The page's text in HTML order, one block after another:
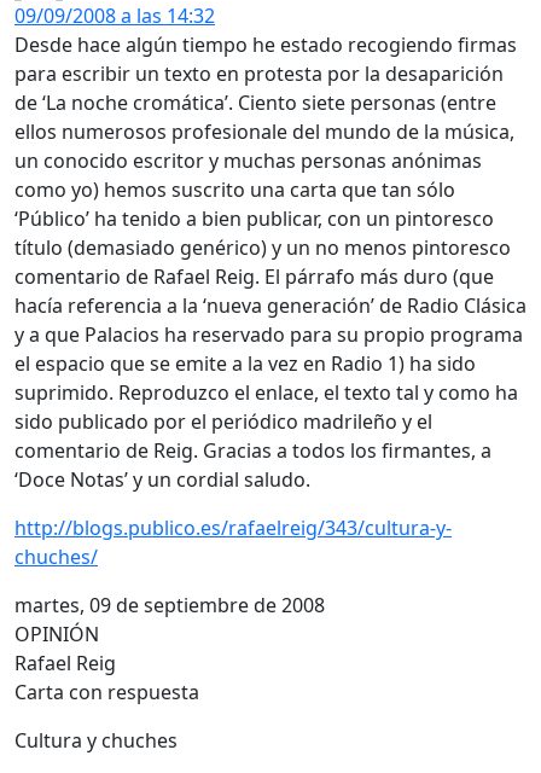
09/09/2008 a las 14:32
Desde hace algún tiempo he estado recogiendo firmas
para escribir un texto en protesta por la desaparición
de ‘La noche cromática’. Ciento siete personas (entre
ellos numerosos profesionale del mundo de la música,
un conocido escritor y muchas personas anónimas
como yo) hemos suscrito una carta que tan sólo
‘Público’ ha tenido a bien publicar, con un pintoresco
título (demasiado genérico) y un no menos pintoresco
comentario de Rafael Reig. El párrafo más duro (que
hacía referencia a la ‘nueva generación’ de Radio Clásica
y a que Palacios ha reservado para su propio programa
el espacio que se emite a la vez en Radio 1) ha sido
suprimido. Reproduzco el enlace, el texto tal y como ha
sido publicado por el periódico madrileño y el
comentario de Reig. Gracias a todos los firmantes, a
‘Doce Notas’ y un cordial saludo.
http://blogs.publico.es/rafaelreig/343/cultura-y-
chuches/
martes, 09 de septiembre de 2008
OPINIÓN
Rafael Reig
Carta con respuesta
Cultura y chuches